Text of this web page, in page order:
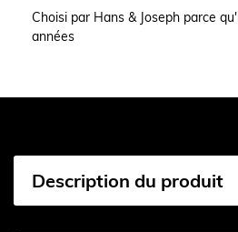
Choisi par Hans & Joseph parce
années
Description du produit